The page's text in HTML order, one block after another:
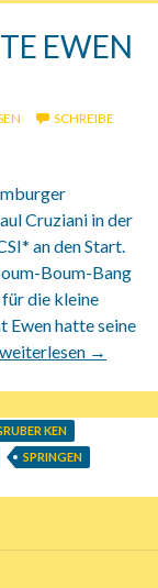
EWEN
SCHREIBE
Cruziani in der
an den Start.
Boum-Bang
für die kleine
Ewen hatte seine
CSI** Villers-
weiterlesen →
KEN
SPRINGEN